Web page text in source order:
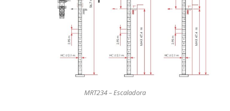
MRT234 – Escaladora